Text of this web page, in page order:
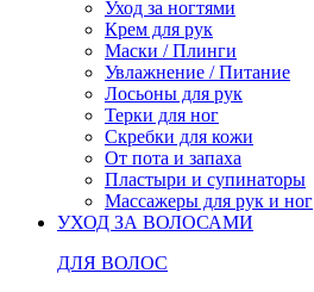
Уход за ногтями
Крем для рук
Маски / Плинги
Увлажнение / Питание
Лосьоны для рук
Терки для ног
Скребки для кожи
От пота и запаха
Пластыри и супинаторы
Массажеры для рук и ног
УХОД ЗА ВОЛОСАМИ
ДЛЯ ВОЛОС